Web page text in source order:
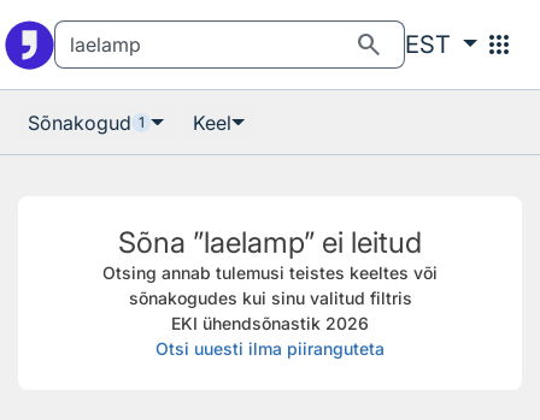
search EST apps
Sõnakogud 1 Keel
Sõna ”laelamp” ei leitud
Otsing annab tulemusi teistes keeltes või
sõnakogudes kui sinu valitud filtris
EKI ühendsõnastik 2026
Otsi uuesti ilma piiranguteta